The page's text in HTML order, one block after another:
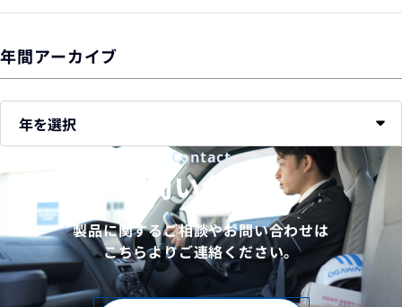
年間アーカイブ
Contact
お問い合わせ
製品に関するご相談やお問い合わせは
こちらよりご連絡ください。